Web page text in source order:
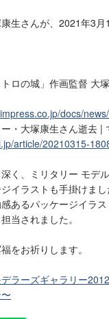
生さんが、2021年3月
トロの城」作画監督 大
docs/
ー・大塚康生さん逝去 |
article/20210315-
く、ミリタリー モデ
イラストも手掛けまし
あるパッケージイラ
当されました。
をお祈りします。
ラーズギャラリー